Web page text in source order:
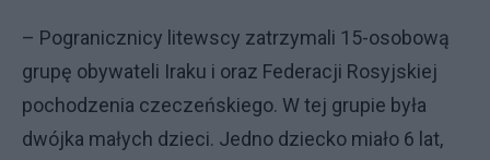
– Pogranicznicy litewscy zatrzymali 15-osobową
grupę obywateli Iraku i oraz Federacji Rosyjskiej
pochodzenia czeczeńskiego. W tej grupie była
dwójka małych dzieci. Jedno dziecko miało 6 lat,